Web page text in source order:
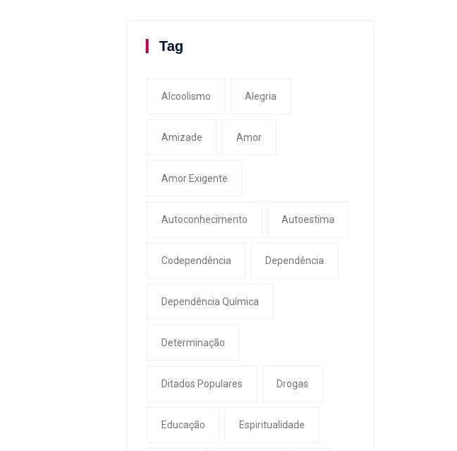
Tag
Alcoolismo Alegria
Amizade Amor
Amor Exigente
Autoconhecimento Autoestima
Codependência Dependência
Dependência Química
Determinação
Ditados Populares Drogas
Educação Espiritualidade